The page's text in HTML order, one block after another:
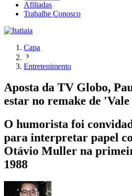
Afiliadas
Trabalhe Conosco
Capa
Entretenimento
Aposta da TV Globo,
estar no remake de
O humorista foi
para interpretar papel
Otávio Muller na
1988